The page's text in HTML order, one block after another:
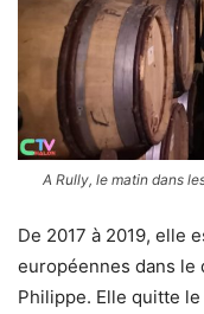
A Rully, le matin dans
De 2017 à 2019, elle
européennes dans le
Philippe. Elle quitte